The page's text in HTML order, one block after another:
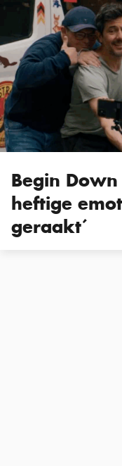
Begin
heftige
geraakt´